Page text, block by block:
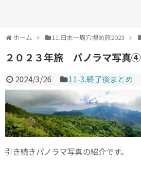
ホーム 11.日本一周穴埋め旅2023
２０２３年旅 パノラマ写真④
2024/3/26 11-3.終了後まとめ
引き続きパノラマ写真の紹介です。